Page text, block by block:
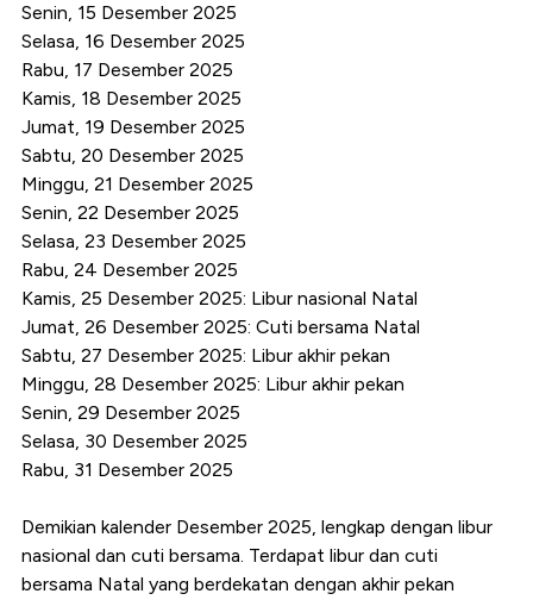
Senin, 15 Desember 2025
Selasa, 16 Desember 2025
Rabu, 17 Desember 2025
Kamis, 18 Desember 2025
Jumat, 19 Desember 2025
Sabtu, 20 Desember 2025
Minggu, 21 Desember 2025
Senin, 22 Desember 2025
Selasa, 23 Desember 2025
Rabu, 24 Desember 2025
Kamis, 25 Desember 2025: Libur nasional Natal
Jumat, 26 Desember 2025: Cuti bersama Natal
Sabtu, 27 Desember 2025: Libur akhir pekan
Minggu, 28 Desember 2025: Libur akhir pekan
Senin, 29 Desember 2025
Selasa, 30 Desember 2025
Rabu, 31 Desember 2025
Demikian kalender Desember 2025, lengkap dengan libur
nasional dan cuti bersama. Terdapat libur dan cuti
bersama Natal yang berdekatan dengan akhir pekan